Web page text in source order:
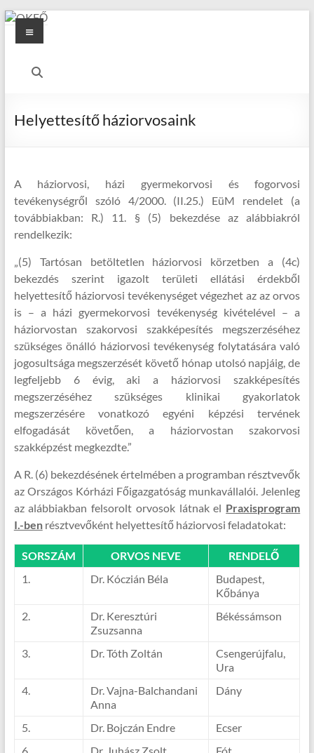
Skip
content
OKFŐ
Menu
Helyettesítő háziorvosaink
A háziorvosi, házi gyermekorvosi és fogorvosi
tevékenységről szóló 4/2000. (II.25.) EüM rendelet (a
továbbiakban: R.) 11. § (5) bekezdése az alábbiakról
rendelkezik:
„(5) Tartósan betöltetlen háziorvosi körzetben a (4c)
bekezdés szerint igazolt területi ellátási érdekből
helyettesítő háziorvosi tevékenységet végezhet az az orvos
is – a házi gyermekorvosi tevékenység kivételével – a
háziorvostan szakorvosi szakképesítés megszerzéséhez
szükséges önálló háziorvosi tevékenység folytatására való
jogosultsága megszerzését követő hónap utolsó napjáig, de
legfeljebb 6 évig, aki a háziorvosi szakképesítés
megszerzéséhez szükséges klinikai gyakorlatok
megszerzésére vonatkozó egyéni képzési tervének
elfogadását követően, a háziorvostan szakorvosi
szakképzést megkezdte.”
A R. (6) bekezdésének értelmében a programban résztvevők
az Országos Kórházi Főigazgatóság munkavállalói. Jelenleg
az alábbiakban felsorolt orvosok látnak el Praxisprogram
I.-benrésztvevőként helyettesítő háziorvosi feladatokat:
SORSZÁM ORVOS NEVE
RENDELŐ
1.
Dr. Kóczián Béla
Budapest,
Kőbánya
2.
Dr. Keresztúri
Zsuzsanna
Békéssámson
3. Dr. Tóth Zoltán
Csengerújfalu,
Ura
4.
Dr. Vajna-Balchandani
Anna
Dány
5. Dr. Bojczán Endre
Ecser